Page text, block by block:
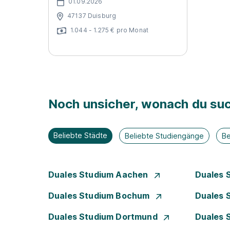
47137 Duisburg
1.044 - 1.275 € pro Monat
Noch unsicher, wonach du
Beliebte Städte Beliebte Studiengänge
Duales Studium Aachen Duales
Duales Studium Bochum Duales
Duales Studium Dortmund Duales